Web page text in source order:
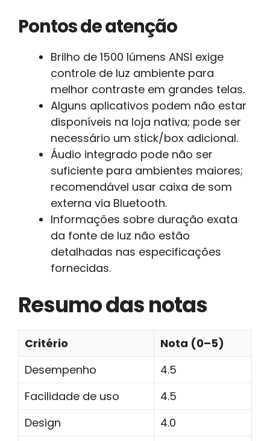
Pontos de atenção
Brilho de 1500 lúmens ANSI exige
controle de luz ambiente para
melhor contraste em grandes telas.
Alguns aplicativos podem não estar
disponíveis na loja nativa; pode ser
necessário um stick/box adicional.
Áudio integrado pode não ser
suficiente para ambientes maiores;
recomendável usar caixa de som
externa via Bluetooth.
Informações sobre duração exata
da fonte de luz não estão
detalhadas nas especificações
fornecidas.
Resumo das notas
Critério
Nota (0–5)
Desempenho
4.5
Facilidade de uso
4.5
Design
4.0